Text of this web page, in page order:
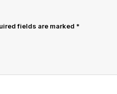
fields are marked *